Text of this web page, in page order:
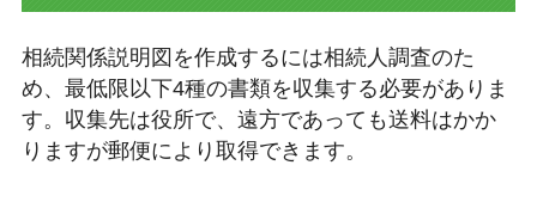
相続関係説明図を作成するには相続人調査のた
め、最低限以下4種の書類を収集する必要がありま
す。収集先は役所で、遠方であっても送料はかか
りますが郵便により取得できます。